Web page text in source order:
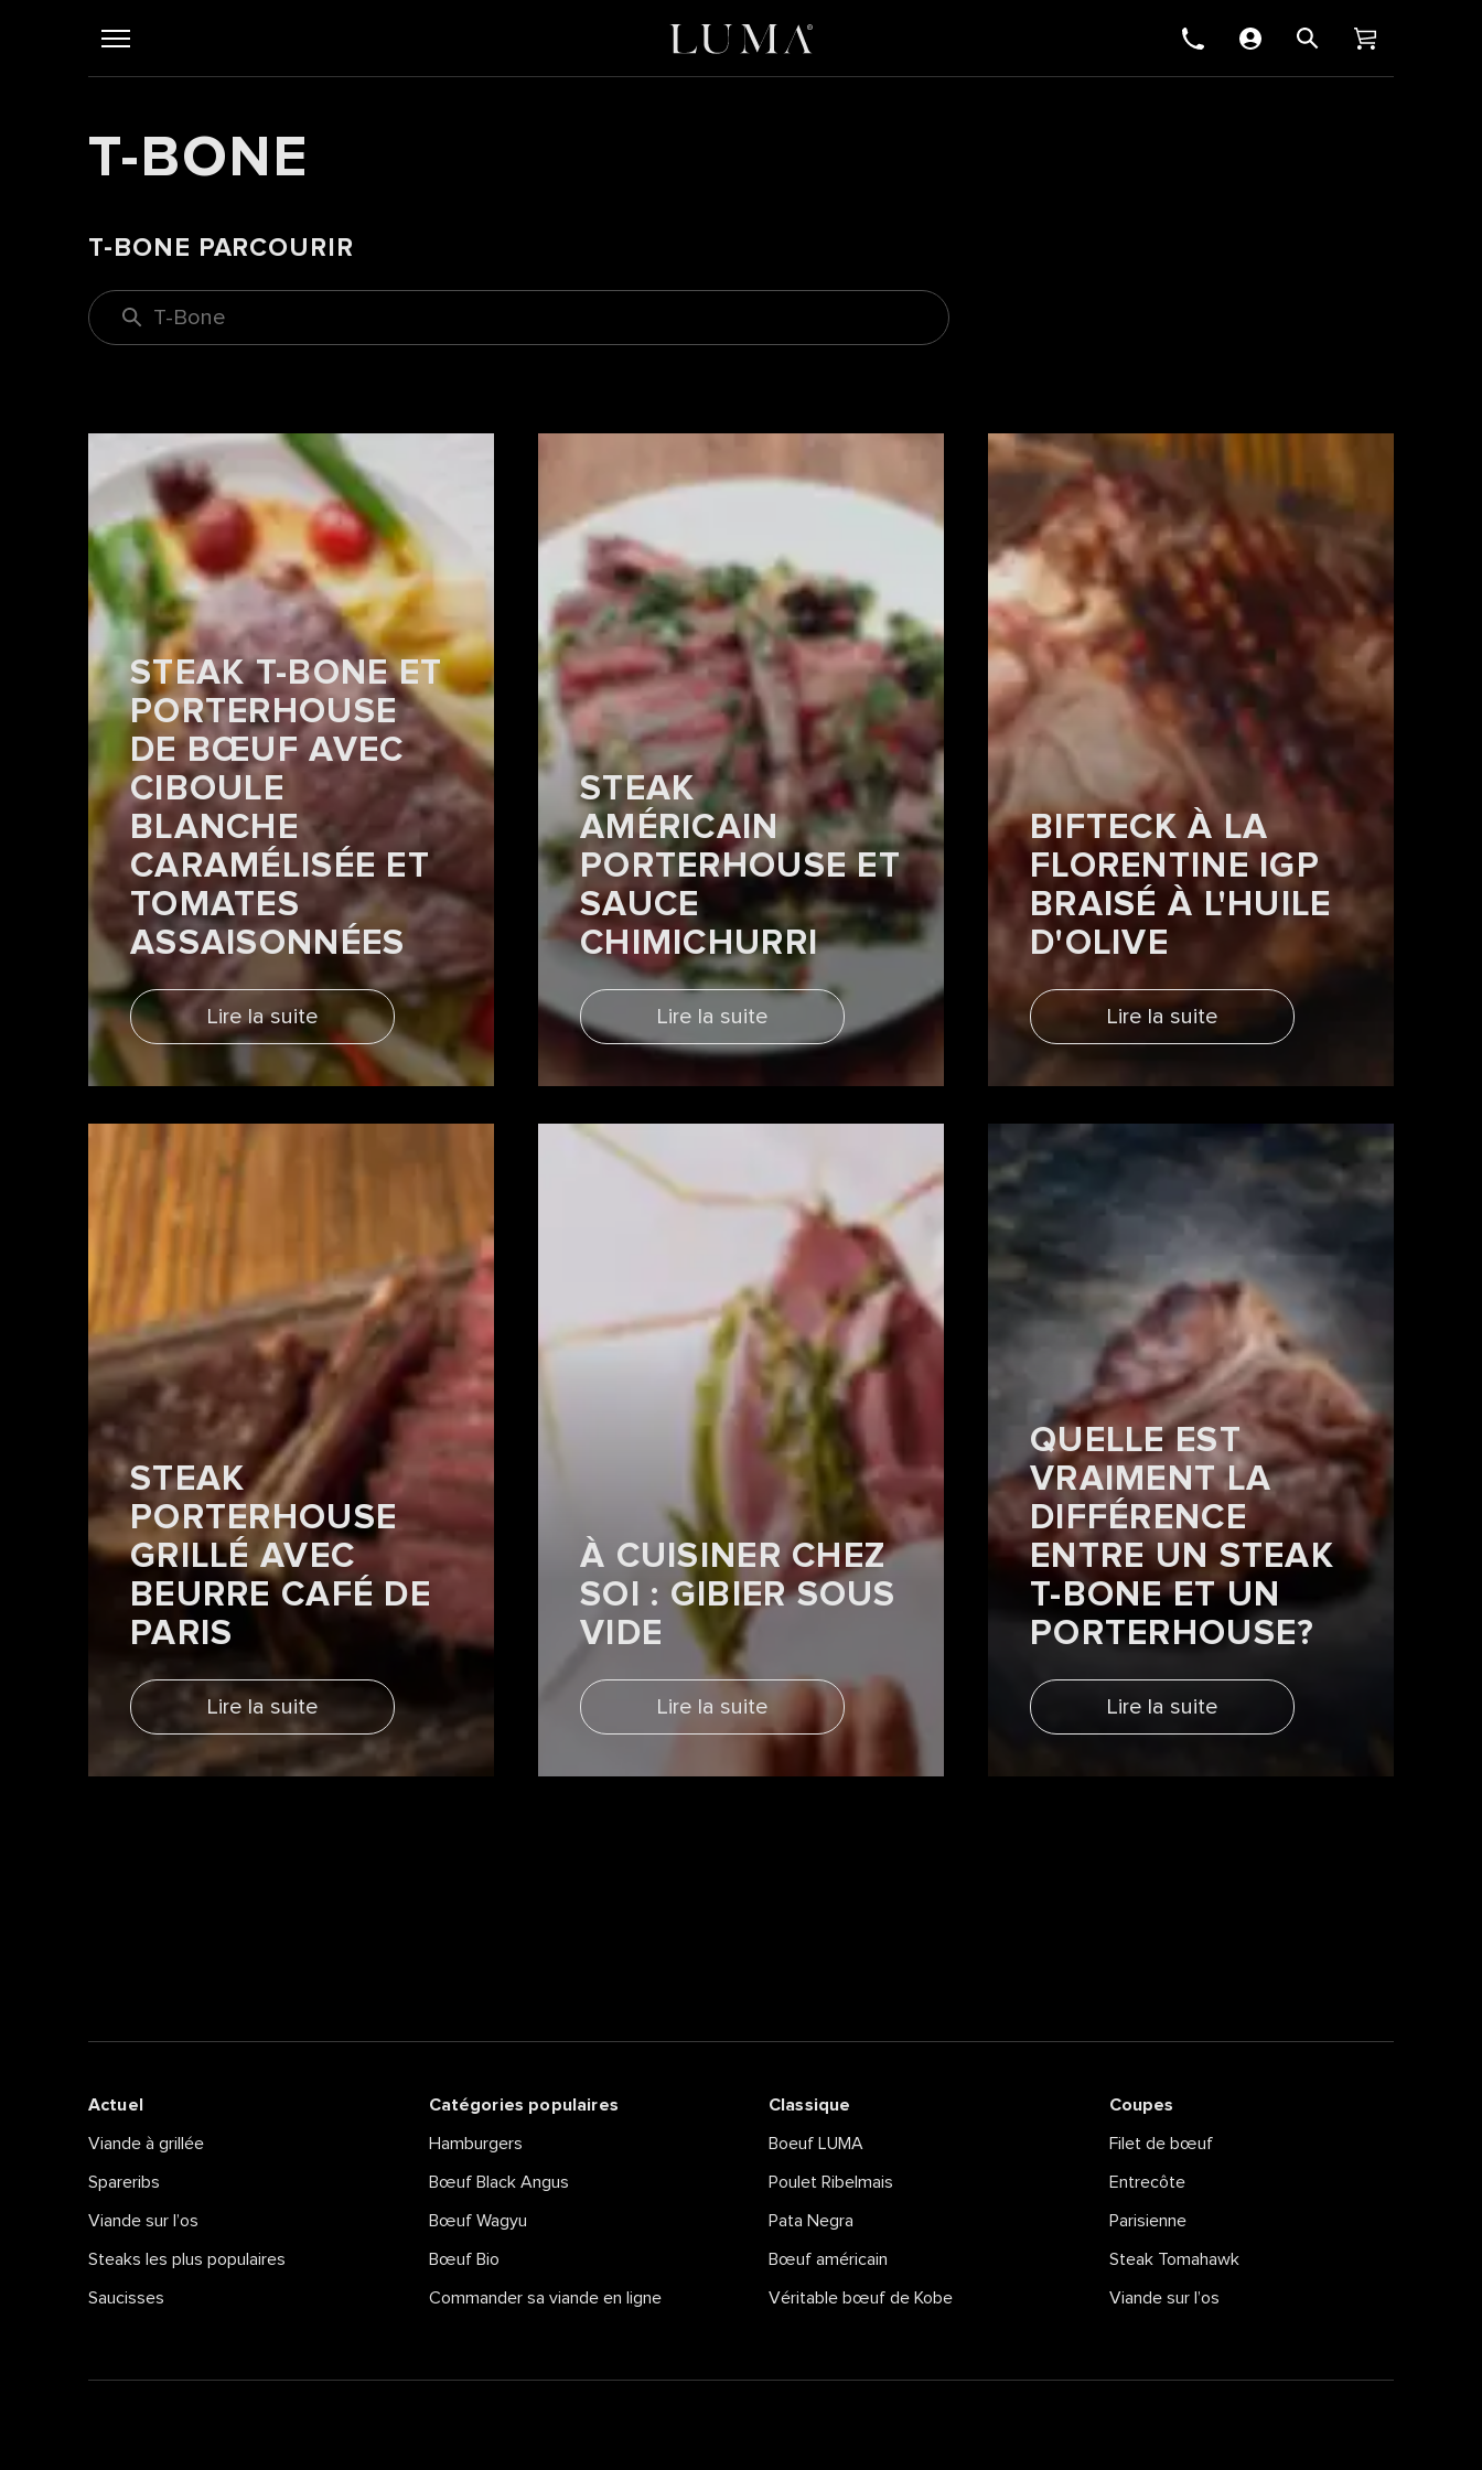
T-BONE
T-BONE PARCOURIR
T-Bone
STEAK T-BONE ET
PORTERHOUSE
DE BŒUF AVEC
CIBOULE
BLANCHE
CARAMÉLISÉE ET
TOMATES
ASSAISONNÉES
Lire la suite
STEAK
AMÉRICAIN
PORTERHOUSE ET
SAUCE
CHIMICHURRI
Lire la suite
BIFTECK À LA
FLORENTINE IGP
BRAISÉ À L'HUILE
D'OLIVE
Lire la suite
STEAK
PORTERHOUSE
GRILLÉ AVEC
BEURRE CAFÉ DE
PARIS
Lire la suite
À CUISINER CHEZ
SOI : GIBIER SOUS
VIDE
Lire la suite
QUELLE EST
VRAIMENT LA
DIFFÉRENCE
ENTRE UN STEAK
T-BONE ET UN
PORTERHOUSE?
Lire la suite
Actuel
Viande à grillée
Spareribs
Viande sur l’os
Steaks les plus populaires
Saucisses
Catégories populaires
Hamburgers
Bœuf Black Angus
Bœuf Wagyu
Bœuf Bio
Commander sa viande en ligne
Classique
Boeuf LUMA
Poulet Ribelmais
Pata Negra
Bœuf américain
Véritable bœuf de Kobe
Coupes
Filet de bœuf
Entrecôte
Parisienne
Steak Tomahawk
Viande sur l’os